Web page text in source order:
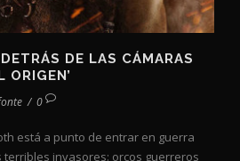
DE LAS CÁMARAS
ORIGEN’
/ 0
está a punto de entrar en guerra
invasores: orcos guerreros